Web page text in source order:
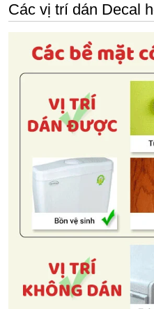
Các vị trí dán Decal